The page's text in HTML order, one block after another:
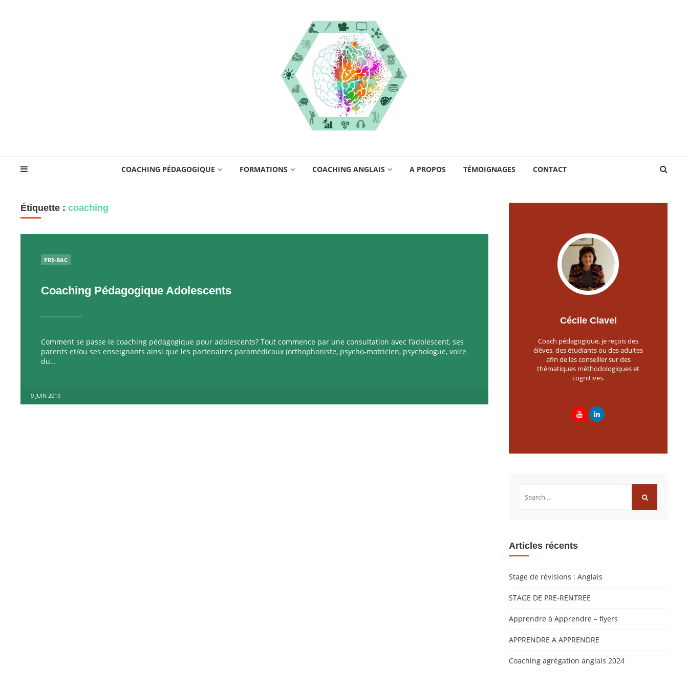
COACHING PÉDAGOGIQUE FORMATIONS COACHING ANGLAIS A PROPOS TÉMOIGNAGES CONTACT
Étiquette : coaching
PUBLIÉ
PRE-BAC
Coaching Pédagogique Adolescents
Comment se passe le coaching pédagogique pour adolescents? Tout commence par une consultation avec l’adolescent, ses
parents et/ou ses enseignants ainsi que les partenaires paramédicaux (orthophoniste, psycho-motricien, psychologue, voire
du…
9 JUIN 2019
Cécile Clavel
Coach pédagogique, je reçois des
élèves, des étudiants ou des adultes
afin de les conseiller sur des
thématiques méthodologiques et
cognitives.
Articles récents
Stage de révisions : Anglais
STAGE DE PRE-RENTREE
Apprendre à Apprendre – flyers
APPRENDRE A APPRENDRE
Coaching agrégation anglais 2024